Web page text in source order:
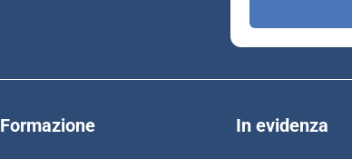
Formazione In evidenza